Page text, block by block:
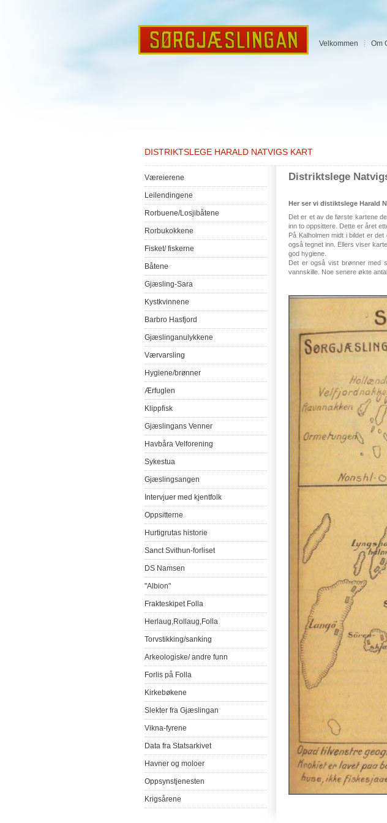
Velkommen Om
DISTRIKTSLEGE HARALD NATVIGS KART
Væreierene
Leilendingene
Rorbuene/Losjibåtene
Rorbukokkene
Fisket/fiskerne
Båtene
Gjæsling-Sara
Kystkvinnene
Barbro Hasfjord
Gjæslinganulykkene
Værvarsling
Hygiene/brønner
Ærfuglen
Klippfisk
Gjæslingans Venner
Havbåra Velforening
Sykestua
Gjæslingsangen
Intervjuer med kjentfolk
Oppsitterne
Hurtigrutas historie
Sanct Svithun-forliset
DS Namsen
"Albion"
Frakteskipet Folla
Herlaug,Rollaug,Folla
Torvstikking/sanking
Arkeologiske/andre funn
Forlis på Folla
Kirkebøkene
Slekter fra Gjæslingan
Vikna-fyrene
Data fra Statsarkivet
Havner og moloer
Oppsynstjenesten
Krigsårene
Distriktslege
Her ser vi distiktslege Harald
Det er et av de første kartene
inn to oppsittere. Dette er året
På Kalholmen midt i bildet er
også tegnet inn. Ellers viser
god hygiene.
Det er også vist brønner
vannskille. Noe senere økte